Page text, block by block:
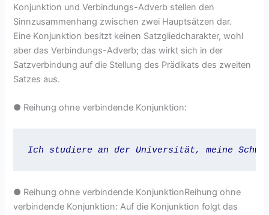
Konjunktion und Verbindungs-Adverb stellen den
Sinnzusammenhang zwischen zwei Hauptsätzen dar.
Eine Konjunktion besitzt keinen Satzgliedcharakter, wohl
aber das Verbindungs-Adverb; das wirkt sich in der
Satzverbindung auf die Stellung des Prädikats des zweiten
Satzes aus.
● Reihung ohne verbindende Konjunktion:
Ich studiere an der Universität, meine
● Reihung ohne verbindende KonjunktionReihung ohne
verbindende Konjunktion: Auf die Konjunktion folgt das